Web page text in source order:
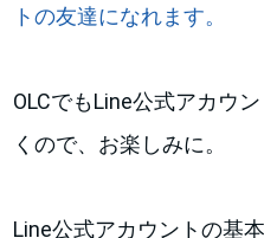
トの友達になれます。
OLCでもLine公式アカウ
くので、お楽しみに。
Line公式アカウントの基